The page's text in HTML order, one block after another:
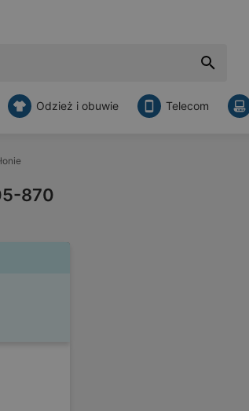
Odzież i obuwie Telecom
870